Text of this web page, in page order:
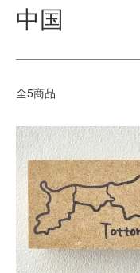
中国
全5商品